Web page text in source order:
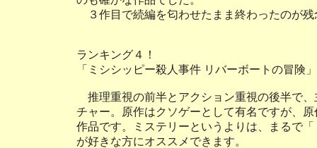
３作目で続編を匂わせたまま終わったのが残
ランキング４！
「ミシシッピー殺人事件 リバーボートの冒険
推理重視の前半とアクション重視の後半で
チャー。原作はクソゲーとして有名ですが、
作品です。ミステリーというよりは、まるで
が好きな方にオススメできます。